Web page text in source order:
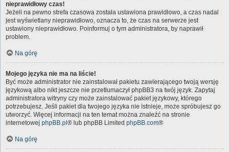
nieprawidłowy czas!
Jeżeli na pewno strefa czasowa została ustawiona prawidłowo, a czas nadal
jest wyświetlany nieprawidłowo, oznacza to, że czas na serwerze jest
ustawiony nieprawidłowo. Poinformuj o tym administratora, by naprawił
problem.
Na górę
Mojego języka nie ma na liście!
Być może administrator nie zainstalował pakietu zawierającego twoją wersję
językową albo nikt jeszcze nie przetłumaczył phpBB3 na twój język. Zapytaj
administratora witryny czy może zainstalować pakiet językowy, którego
potrzebujesz. Jeśli pakiet dla twojego języka nie istnieje, może spróbujesz go
utworzyć. Więcej informacji na ten temat można znaleźć na stronie
internetowej phpBB.pl ® lub phpBB Limited phpBB.com®
Na górę